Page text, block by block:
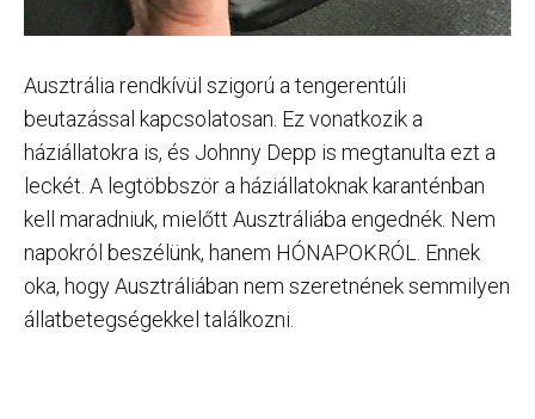
Ausztrália rendkívül szigorú a tengerentúli
beutazással kapcsolatosan. Ez vonatkozik a
háziállatokra is, és Johnny Depp is megtanulta ezt a
leckét. A legtöbbször a háziállatoknak karanténban
kell maradniuk, mielőtt Ausztráliába engednék. Nem
napokról beszélünk, hanem HÓNAPOKRÓL. Ennek
oka, hogy Ausztráliában nem szeretnének semmilyen
állatbetegségekkel találkozni.